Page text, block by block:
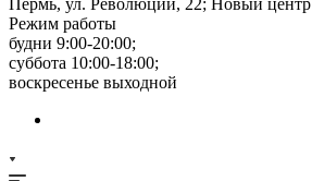
Пермь, ул. Революции, 22; Новый центр
Режим работы
будни 9:00-20:00;
суббота 10:00-18:00;
воскресенье выходной